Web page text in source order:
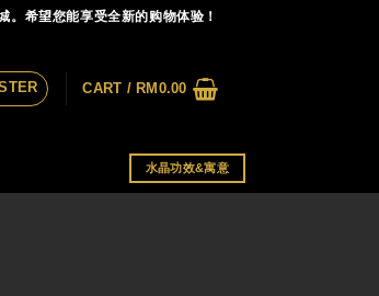
希望您能享受全新的购物体验！
CART / RM 0.00
水晶功效&寓意